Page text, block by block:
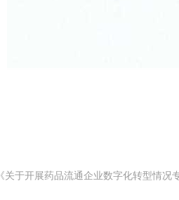
《关于开展药品流通企业数字化转型情况